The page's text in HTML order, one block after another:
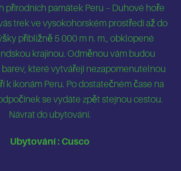
přírodních památek Peru – Duhové hoře
trek ve vysokohorském prostředí až do
přibližně 5 000 m n. m., obklopené
krajinou. Odměnou vám budou
které vytvářejí nezapomenutelnou
k ikonám Peru. Po dostatečném čase na
se vydáte zpět stejnou cestou.
Návrat do ubytování.
Ubytování : Cusco